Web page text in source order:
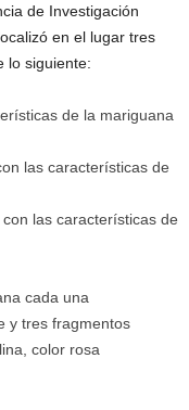
de Investigación
en el lugar tres
lo siguiente:
de la mariguana
las características de
las características de
cada una
y tres fragmentos
color rosa